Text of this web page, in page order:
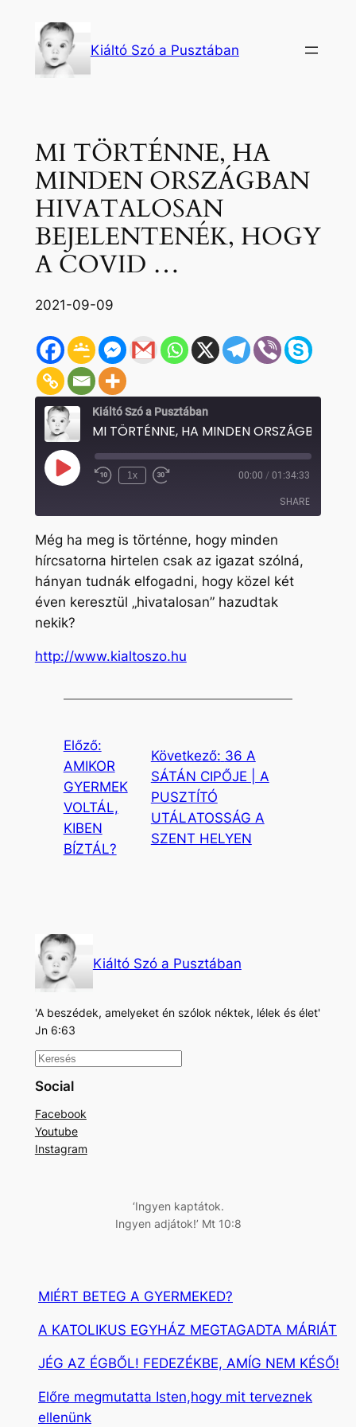
tartalomhoz
Kiáltó Szó a Pusztában
MI TÖRTÉNNE, HA
MINDEN ORSZÁGBAN
HIVATALOSAN
BEJELENTENÉK, HOGY
A COVID …
2021-09-09
Kiáltó Szó a Pusztában
Play
Episode Rewind
1x
Fast
seconds
00:00 / 01:34:33
SHARE
SHARE
LINK
EMBED
Még ha meg is történne, hogy minden
hírcsatorna hirtelen csak az igazat szólná,
hányan tudnák elfogadni, hogy közel két
éven keresztül „hivatalosan” hazudtak
nekik?
http://www.kialtoszo.hu
Előző:
AMIKOR
GYERMEK
VOLTÁL,
KIBEN
BÍZTÁL?
Következő: 36 A
SÁTÁN CIPŐJE | A
PUSZTÍTÓ
UTÁLATOSSÁG A
SZENT HELYEN
Kiáltó Szó a Pusztában
'A beszédek, amelyeket én szólok néktek, lélek és élet'
Jn 6:63
K
e
e
s
Social
Facebook
Youtube
Instagram
‘Ingyen kaptátok.
Ingyen adjátok!’ Mt 10:8
MIÉRT BETEG A GYERMEKED?
A KATOLIKUS EGYHÁZ MEGTAGADTA MÁRIÁT
JÉG AZ ÉGBŐL! FEDEZÉKBE, AMÍG NEM KÉSŐ!
Előre megmutatta Isten,hogy mit terveznek
ellenünk